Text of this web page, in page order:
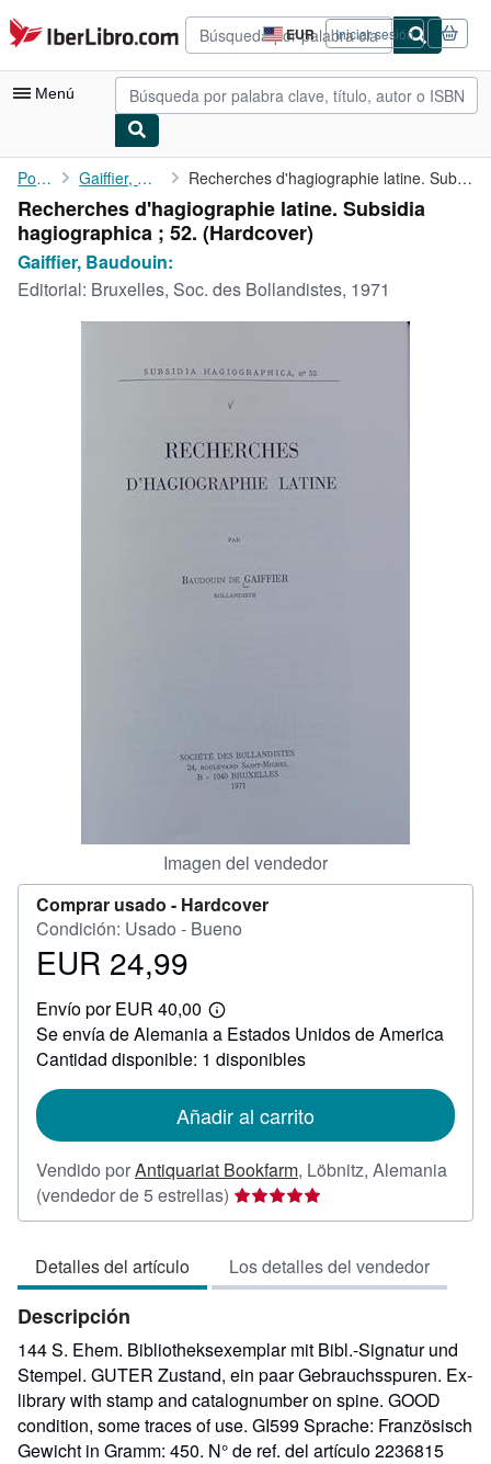
Pasar al contenido principal
IberLibro.com EUR
Preferencias
de
compra
del
Iniciar sesión
Menú
Mi cuenta
Consultar mis pedidos
Búsqueda avanzada
Colecciones
Libros antiguos
Arte y coleccionismo
Portada Gaiffier, Baudouin: Recherches d'hagiographie latine. Subsidia hagiographica ; 52.
Recherches d'hagiographie latine. Subsidia
hagiographica ; 52. (Hardcover)
Gaiffier, Baudouin:
Editorial: Bruxelles, Soc. des Bollandistes, 1971
Imagen del vendedor
Comprar usado - Hardcover
Condición: Usado - Bueno
Precio
24,99
EUR 24,99
Envío por EUR 40,00
Más
información
sobre
las
envío
Se envía de Alemania a Estados Unidos de America
Cantidad disponible: 1 disponibles
Añadir al carrito
Vendido porAntiquariat Bookfarm, Löbnitz, Alemania
(vendedor de 5 estrellas) Calificación
del
5
de
estrellas
Detalles del artículo Los detalles del vendedor
Descripción
144 S. Ehem. Bibliotheksexemplar mit Bibl.-Signatur und
Stempel. GUTER Zustand, ein paar Gebrauchsspuren. Ex-
library with stamp and catalognumber on spine. GOOD
condition, some traces of use. GI599 Sprache: Französisch
Gewicht in Gramm: 450. N° de ref. del artículo 2236815